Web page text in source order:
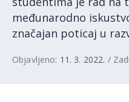
međunarodno
značajan poticaj u
Objavljeno: 11. 3. 2022. /